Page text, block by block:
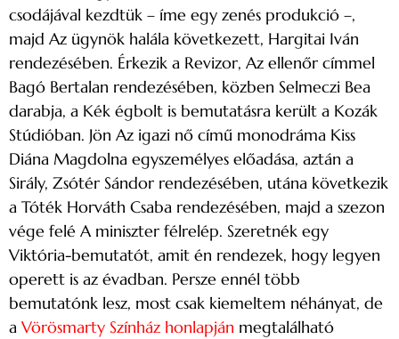
csodájával kezdtük – íme egy zenés produkció –,
majd Az ügynök halála következett, Hargitai Iván
rendezésében. Érkezik a Revizor, Az ellenőr címmel
Bagó Bertalan rendezésében, közben Selmeczi Bea
darabja, a Kék égbolt is bemutatásra került a Kozák
Stúdióban. Jön Az igazi nő című monodráma Kiss
Diána Magdolna egyszemélyes előadása, aztán a
Sirály, Zsótér Sándor rendezésében, utána következik
a Tóték Horváth Csaba rendezésében, majd a szezon
vége felé A miniszter félrelép. Szeretnék egy
Viktória-bemutatót, amit én rendezek, hogy legyen
operett is az évadban. Persze ennél több
bemutatónk lesz, most csak kiemeltem néhányat, de
aVörösmarty Színház honlapján megtalálható